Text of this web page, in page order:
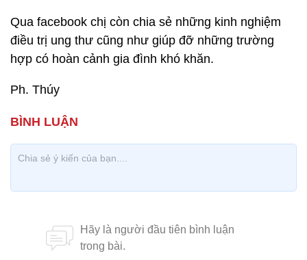
Qua facebook chị còn chia sẻ những kinh nghiệm
điều trị ung thư cũng như giúp đỡ những trường
hợp có hoàn cảnh gia đình khó khăn.
Ph. Thúy